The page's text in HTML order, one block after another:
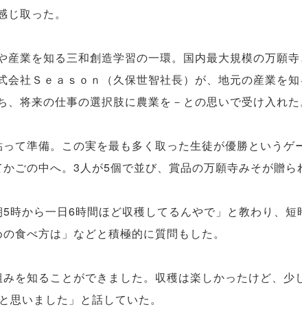
取った。
産業を知る三和創造学習の一環。国内最大規模の万願寺
会社Ｓｅａｓｏｎ（久保世智社長）が、地元の産業を
、将来の仕事の選択肢に農業を－との思いで受け入れた
て準備。この実を最も多く取った生徒が優勝というゲ
ごの中へ。3人が5個で並び、賞品の万願寺みそが贈ら
から一日6時間ほど収穫してるんやで」と教わり、短
食べ方は」などと積極的に質問もした。
を知ることができました。収穫は楽しかったけど、少
いました」と話していた。